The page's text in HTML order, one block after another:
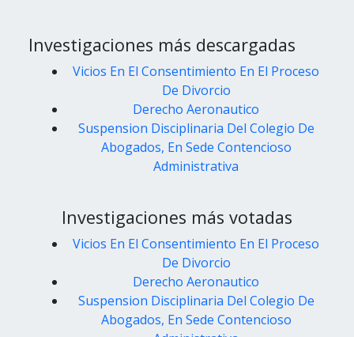
Investigaciones más descargadas
Vicios En El Consentimiento En El Proceso
De Divorcio
Derecho Aeronautico
Suspension Disciplinaria Del Colegio De
Abogados, En Sede Contencioso
Administrativa
Investigaciones más votadas
Vicios En El Consentimiento En El Proceso
De Divorcio
Derecho Aeronautico
Suspension Disciplinaria Del Colegio De
Abogados, En Sede Contencioso